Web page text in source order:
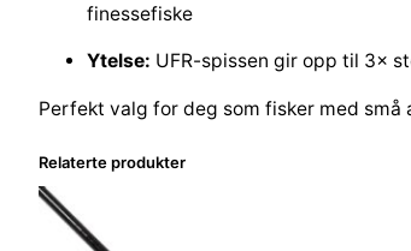
finessefiske
Ytelse: UFR-spissen gir opp til 3×
Perfekt valg for deg som fisker med
Relaterte produkter